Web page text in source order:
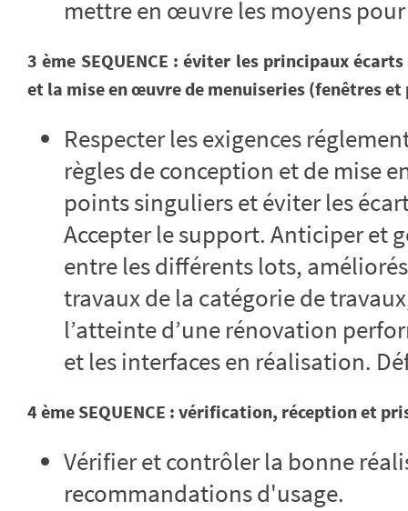
mettre en œuvre les moyens
3 ème SEQUENCE : éviter les principaux
et la mise en œuvre de menuiseries (fenêtres
Respecter les exigences
règles de conception et de mise
points singuliers et éviter les
Accepter le support. Anticiper et
entre les différents lots,
travaux de la catégorie de
l’atteinte d’une rénovation
et les interfaces en réalisation.
4 ème SEQUENCE : vérification, réception et
Vérifier et contrôler la bonne
recommandations d'usage.